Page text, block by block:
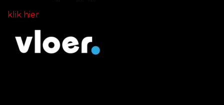
klik hier